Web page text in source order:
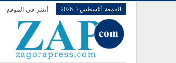
الجمعة, أغسطس 7, 2026 أنشر في الموقع